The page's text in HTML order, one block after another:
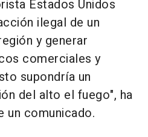
Estados Unidos
ilegal de un
y generar
comerciales y
supondría un
del alto el fuego", ha
un comunicado.